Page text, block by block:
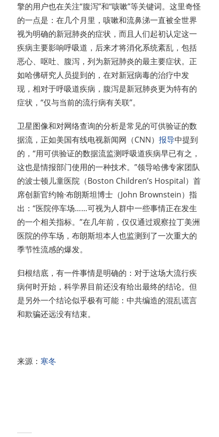
擎的用户也在关注“腹泻”和“咳嗽”等关键词。这里奇怪
的一点是：在几个月里，咳嗽和流鼻涕一直被全世界
视为明确的新冠肺炎的症状，而且人们起初认定这一
疾病主要影响呼吸道，后来才将消化系统紊乱，包括
恶心、呕吐、腹泻，列为新冠肺炎的最主要症状。正
如哈佛研究人员提到的，在对新冠病毒的治疗中发
现，相对于呼吸道疾病，腹泻是新冠肺炎更为特有的
症状，“仅与当前的流行病有关联”。
卫星图像和对网络查询的分析是常见的可供验证的数
据流，正如美国有线电视新闻网（CNN） 报导中提到
的，“用可供验证的数据流监测呼吸道疾病早已有之，
这也是情报部门使用的一种技术。”领导哈佛专家团队
的波士顿儿童医院（Boston Children’s Hospital）首
席创新官约翰·布朗斯坦博士（John Brownstein）指
出：“医院停车场……可视为人群中一些事情正在发生
的一个相关指标。”在几年前，仅仅通过观察拉丁美洲
医院的停车场，布朗斯坦本人也监测到了一次重大的
季节性流感的爆发。
归根结底，有一件事情是明确的：对于这场大流行疾
病何时开始，科学界目前还没有给出最终的结论。但
是另外一个结论似乎极有可能：中共编造的混乱谎言
和欺骗还远没有结束。
来源： 寒冬